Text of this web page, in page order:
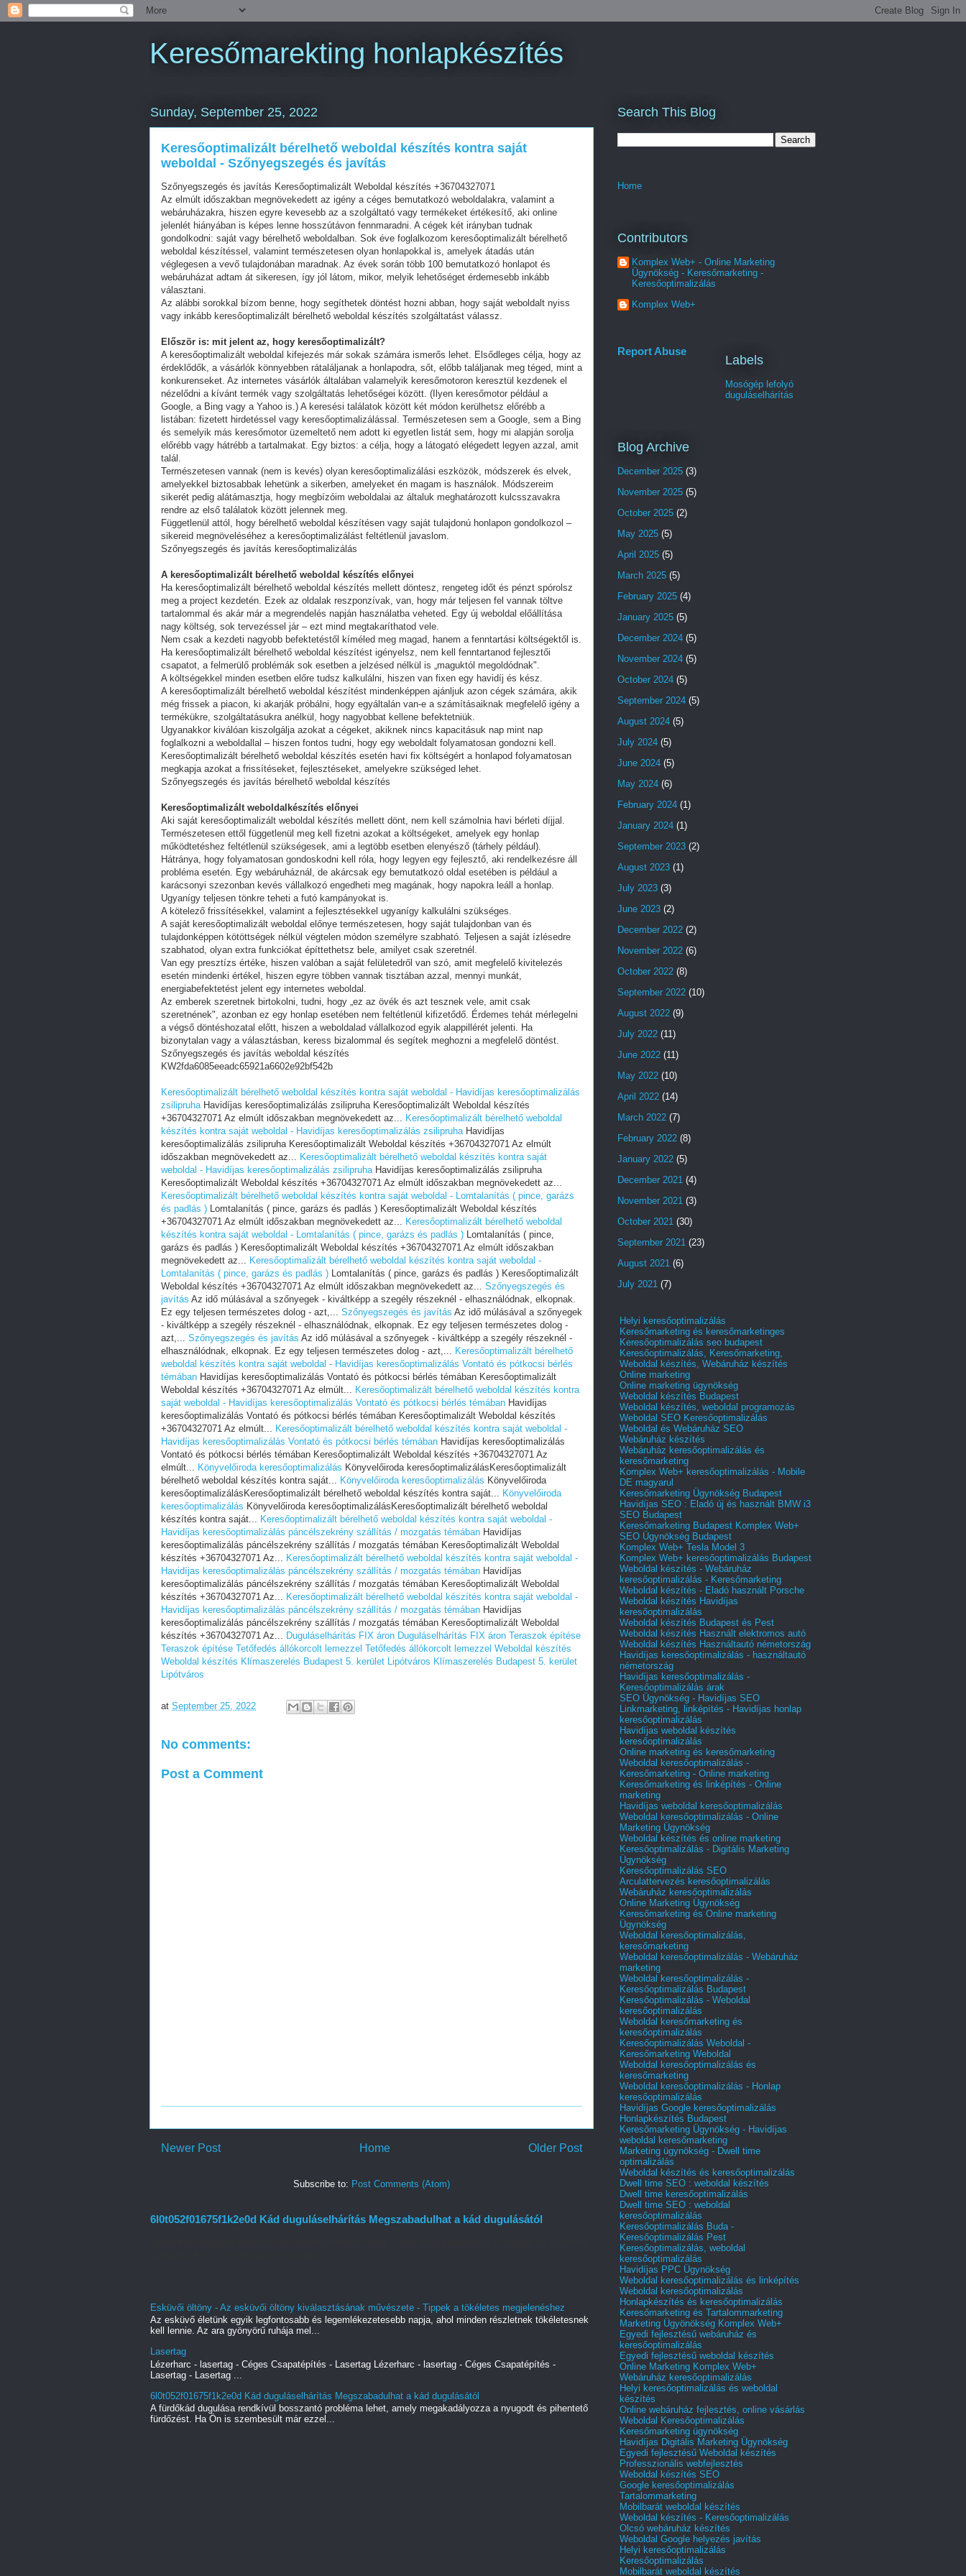
Keresőmarekting honlapkészítés
Sunday, September 25, 2022
Keresőoptimalizált bérelhető weboldal készítés kontra saját
weboldal - Szőnyegszegés és javítás
Szőnyegszegés és javítás Keresőoptimalizált Weboldal készítés +36704327071
Az elmúlt időszakban megnövekedett az igény a céges bemutatkozó weboldalakra, valamint a
webáruházakra, hiszen egyre kevesebb az a szolgáltató vagy termékeket értékesítő, aki online
jelenlét hiányában is képes lenne hosszútávon fennmaradni. A cégek két irányban tudnak
gondolkodni: saját vagy bérelhető weboldalban. Sok éve foglalkozom keresőoptimalizált bérelhető
weboldal készítéssel, valamint természetesen olyan honlapokkal is, amelyek átadás után
véglegesen a vevő tulajdonában maradnak. Az évek során több 100 bemutatkozó honlapot és
webáruházat adtam át sikeresen, így jól látom, mikor, melyik lehetőséget érdemesebb inkább
választani.
Az alábbi sorokkal bízom benne, hogy segíthetek döntést hozni abban, hogy saját weboldalt nyiss
vagy inkább keresőoptimalizált bérelhető weboldal készítés szolgáltatást válassz.
Először is: mit jelent az, hogy keresőoptimalizált?
A keresőoptimalizált weboldal kifejezés már sokak számára ismerős lehet. Elsődleges célja, hogy az
érdeklődők, a vásárlók könnyebben rátaláljanak a honlapodra, sőt, előbb találjanak meg téged, mint a
konkurenseket. Az internetes vásárlók általában valamelyik keresőmotoron keresztül kezdenek el
nézelődni a kívánt termék vagy szolgáltatás lehetőségei között. (Ilyen keresőmotor például a
Google, a Bing vagy a Yahoo is.) A keresési találatok között két módon kerülhetsz előrébb a
listában: fizetett hirdetéssel vagy keresőoptimalizálással. Természetesen sem a Google, sem a Bing
és semelyik más keresőmotor üzemeltető nem adott ki egyetlen listát sem, hogy mi alapján sorolja
előrébb vagy hátrébb a tartalmakat. Egy biztos: a célja, hogy a látogató elégedett legyen azzal, amit
talál.
Természetesen vannak (nem is kevés) olyan keresőoptimalizálási eszközök, módszerek és elvek,
amelyekkel biztosabbak lehetünk a sikerben, amelyeket én magam is használok. Módszereim
sikerét pedig alátámasztja, hogy megbízóim weboldalai az általuk meghatározott kulcsszavakra
rendre az első találatok között jelennek meg.
Függetlenül attól, hogy bérelhető weboldal készítésen vagy saját tulajdonú honlapon gondolkozol –
sikereid megnöveléséhez a keresőoptimalizálást feltétlenül javaslom.
Szőnyegszegés és javítás keresőoptimalizálás
A keresőoptimalizált bérelhető weboldal készítés előnyei
Ha keresőoptimalizált bérelhető weboldal készítés mellett döntesz, rengeteg időt és pénzt spórolsz
meg a project kezdetén. Ezek az oldalak reszponzívak, van, hogy már teljesen fel vannak töltve
tartalommal és akár már a megrendelés napján használatba veheted. Egy új weboldal előállítása
nagy költség, sok tervezéssel jár – ezt mind megtakaríthatod vele.
Nem csak a kezdeti nagyobb befektetéstől kíméled meg magad, hanem a fenntartási költségektől is.
Ha keresőoptimalizált bérelhető weboldal készítést igényelsz, nem kell fenntartanod fejlesztői
csapatot, a felmerülő problémák sok esetben a jelzésed nélkül is „maguktól megoldódnak".
A költségekkel minden esetben előre tudsz kalkulálni, hiszen van fixen egy havidíj és kész.
A keresőoptimalizált bérelhető weboldal készítést mindenképpen ajánljuk azon cégek számára, akik
még frissek a piacon, ki akarják próbálni, hogy egyáltalán van-e a számításaiknak megfelelő igény a
termékükre, szolgáltatásukra anélkül, hogy nagyobbat kellene befektetniük.
Ugyanakkor kiválóan kiszolgálja azokat a cégeket, akiknek nincs kapacitásuk nap mint nap
foglalkozni a weboldallal – hiszen fontos tudni, hogy egy weboldalt folyamatosan gondozni kell.
Keresőoptimalizált bérelhető weboldal készítés esetén havi fix költségért a honlapod folyamatosan
megkapja azokat a frissítéseket, fejlesztéseket, amelyekre szükséged lehet.
Szőnyegszegés és javítás bérelhető weboldal készítés
Keresőoptimalizált weboldalkészítés előnyei
Aki saját keresőoptimalizált weboldal készítés mellett dönt, nem kell számolnia havi bérleti díjjal.
Természetesen ettől függetlenül meg kell fizetni azokat a költségeket, amelyek egy honlap
működtetéshez feltétlenül szükségesek, ami a legtöbb esetben elenyésző (tárhely például).
Hátránya, hogy folyamatosan gondoskodni kell róla, hogy legyen egy fejlesztő, aki rendelkezésre áll
probléma esetén. Egy webáruháznál, de akárcsak egy bemutatkozó oldal esetében is például a
karácsonyi szezonban kevés vállalkozó engedheti meg magának, hogy napokra leáll a honlap.
Ugyanígy teljesen tönkre teheti a futó kampányokat is.
A kötelező frissítésekkel, valamint a fejlesztésekkel ugyanígy kalkulálni szükséges.
A saját keresőoptimalizált weboldal előnye természetesen, hogy saját tulajdonban van és
tulajdonképpen kötöttségek nélkül végtelen módon személyre szabható. Teljesen a saját ízlésedre
szabhatod, olyan extra funkciókat építtethetsz bele, amilyet csak szeretnél.
Van egy presztízs értéke, hiszen valóban a saját felületedről van szó, amit megfelelő kivitelezés
esetén mindenki értékel, hiszen egyre többen vannak tisztában azzal, mennyi munkát,
energiabefektetést jelent egy internetes weboldal.
Az emberek szeretnek birtokolni, tudni, hogy „ez az övék és azt tesznek vele, amit csak
szeretnének", azonban ez egy honlap esetében nem feltétlenül kifizetődő. Érdemes tehát mérlegelni
a végső döntéshozatal előtt, hiszen a weboldalad vállalkozod egyik alappillérét jelenti. Ha
bizonytalan vagy a választásban, keress bizalommal és segítek meghozni a megfelelő döntést.
Szőnyegszegés és javítás weboldal készítés
KW2fda6085eeadc65921a6602e92bf542b
Keresőoptimalizált bérelhető weboldal készítés kontra saját weboldal - Havidíjas keresőoptimalizálás
zsilipruhaHavidíjas keresőoptimalizálás zsilipruha Keresőoptimalizált Weboldal készítés
+36704327071 Az elmúlt időszakban megnövekedett az... Keresőoptimalizált bérelhető weboldal
készítés kontra saját weboldal - Havidíjas keresőoptimalizálás zsilipruhaHavidíjas
keresőoptimalizálás zsilipruha Keresőoptimalizált Weboldal készítés +36704327071 Az elmúlt
időszakban megnövekedett az... Keresőoptimalizált bérelhető weboldal készítés kontra saját
weboldal - Havidíjas keresőoptimalizálás zsilipruhaHavidíjas keresőoptimalizálás zsilipruha
Keresőoptimalizált Weboldal készítés +36704327071 Az elmúlt időszakban megnövekedett az...
Keresőoptimalizált bérelhető weboldal készítés kontra saját weboldal - Lomtalanítás ( pince, garázs
és padlás ) Lomtalanítás ( pince, garázs és padlás ) Keresőoptimalizált Weboldal készítés
+36704327071 Az elmúlt időszakban megnövekedett az... Keresőoptimalizált bérelhető weboldal
készítés kontra saját weboldal - Lomtalanítás ( pince, garázs és padlás ) Lomtalanítás ( pince,
garázs és padlás ) Keresőoptimalizált Weboldal készítés +36704327071 Az elmúlt időszakban
megnövekedett az... Keresőoptimalizált bérelhető weboldal készítés kontra saját weboldal -
Lomtalanítás ( pince, garázs és padlás ) Lomtalanítás ( pince, garázs és padlás ) Keresőoptimalizált
Weboldal készítés +36704327071 Az elmúlt időszakban megnövekedett az... Szőnyegszegés és
javítás Az idő múlásával a szőnyegek - kiváltképp a szegély részeknél - elhasználódnak, elkopnak.
Ez egy teljesen természetes dolog - azt,... Szőnyegszegés és javítás Az idő múlásával a szőnyegek
- kiváltképp a szegély részeknél - elhasználódnak, elkopnak. Ez egy teljesen természetes dolog -
azt,... Szőnyegszegés és javítás Az idő múlásával a szőnyegek - kiváltképp a szegély részeknél -
elhasználódnak, elkopnak. Ez egy teljesen természetes dolog - azt,... Keresőoptimalizált bérelhető
weboldal készítés kontra saját weboldal - Havidíjas keresőoptimalizálás Vontató és pótkocsi bérlés
témában Havidíjas keresőoptimalizálás Vontató és pótkocsi bérlés témában Keresőoptimalizált
Weboldal készítés +36704327071 Az elmúlt... Keresőoptimalizált bérelhető weboldal készítés kontra
saját weboldal - Havidíjas keresőoptimalizálás Vontató és pótkocsi bérlés témában Havidíjas
keresőoptimalizálás Vontató és pótkocsi bérlés témában Keresőoptimalizált Weboldal készítés
+36704327071 Az elmúlt... Keresőoptimalizált bérelhető weboldal készítés kontra saját weboldal -
Havidíjas keresőoptimalizálás Vontató és pótkocsi bérlés témában Havidíjas keresőoptimalizálás
Vontató és pótkocsi bérlés témában Keresőoptimalizált Weboldal készítés +36704327071 Az
elmúlt... Könyvelőiroda keresőoptimalizálás Könyvelőiroda keresőoptimalizálásKeresőoptimalizált
bérelhető weboldal készítés kontra saját... Könyvelőiroda keresőoptimalizálás Könyvelőiroda
keresőoptimalizálásKeresőoptimalizált bérelhető weboldal készítés kontra saját... Könyvelőiroda
keresőoptimalizálás Könyvelőiroda keresőoptimalizálásKeresőoptimalizált bérelhető weboldal
készítés kontra saját... Keresőoptimalizált bérelhető weboldal készítés kontra saját weboldal -
Havidíjas keresőoptimalizálás páncélszekrény szállítás / mozgatás témában Havidíjas
keresőoptimalizálás páncélszekrény szállítás / mozgatás témában Keresőoptimalizált Weboldal
készítés +36704327071 Az... Keresőoptimalizált bérelhető weboldal készítés kontra saját weboldal -
Havidíjas keresőoptimalizálás páncélszekrény szállítás / mozgatás témában Havidíjas
keresőoptimalizálás páncélszekrény szállítás / mozgatás témában Keresőoptimalizált Weboldal
készítés +36704327071 Az... Keresőoptimalizált bérelhető weboldal készítés kontra saját weboldal -
Havidíjas keresőoptimalizálás páncélszekrény szállítás / mozgatás témában Havidíjas
keresőoptimalizálás páncélszekrény szállítás / mozgatás témában Keresőoptimalizált Weboldal
készítés +36704327071 Az... Duguláselhárítás FIX áron Duguláselhárítás FIX áron Teraszok építése
Teraszok építése Tetőfedés állókorcolt lemezzel Tetőfedés állókorcolt lemezzel Weboldal készítés
Weboldal készítés Klímaszerelés Budapest 5. kerület Lipótváros Klímaszerelés Budapest 5. kerület
Lipótváros
at September 25, 2022
No comments:
Post a Comment
Newer Post Older Post
Home
Subscribe to: Post Comments (Atom)
6l0t052f01675f1k2e0d Kád duguláselhárítás Megszabadulhat a kád dugulásától
Esküvői öltöny - Az esküvői öltöny kiválasztásának művészete - Tippek a tökéletes megjelenéshez
Az esküvő életünk egyik legfontosabb és legemlékezetesebb napja, ahol minden részletnek tökéletesnek
kell lennie. Az ara gyönyörű ruhája mel...
Lasertag
Lézerharc - lasertag - Céges Csapatépítés - Lasertag Lézerharc - lasertag - Céges Csapatépítés -
Lasertag - Lasertag ...
6l0t052f01675f1k2e0d Kád duguláselhárítás Megszabadulhat a kád dugulásától
A fürdőkád dugulása rendkívül bosszantó probléma lehet, amely megakadályozza a nyugodt és pihentető
fürdőzést. Ha Ön is szembesült már ezzel...
Search This Blog
Home
Contributors
Komplex Web+ - Online Marketing
Ügynökség - Keresőmarketing -
Keresőoptimalizálás
Komplex Web+
Report Abuse
Labels
Mosógép lefolyó
duguláselhárítás
Blog Archive
December 2025 (3)
November 2025 (5)
October 2025 (2)
May 2025 (5)
April 2025 (5)
March 2025 (5)
February 2025 (4)
January 2025 (5)
December 2024 (5)
November 2024 (5)
October 2024 (5)
September 2024 (5)
August 2024 (5)
July 2024 (5)
June 2024 (5)
May 2024 (6)
February 2024 (1)
January 2024 (1)
September 2023 (2)
August 2023 (1)
July 2023 (3)
June 2023 (2)
December 2022 (2)
November 2022 (6)
October 2022 (8)
September 2022 (10)
August 2022 (9)
July 2022 (11)
June 2022 (11)
May 2022 (10)
April 2022 (14)
March 2022 (7)
February 2022 (8)
January 2022 (5)
December 2021 (4)
November 2021 (3)
October 2021 (30)
September 2021 (23)
August 2021 (6)
July 2021 (7)
Helyi keresőoptimalizálás
Keresőmarketing és keresőmarketinges
Keresőoptimalizálás seo budapest
Keresőoptimalizálás, Keresőmarketing,
Weboldal készítés, Webáruház készítés
Online marketing
Online marketing ügynökség
Weboldal készítés Budapest
Weboldal készítés, weboldal programozás
Weboldal SEO Keresőoptimalizálás
Weboldal és Webáruház SEO
Webáruház készítés
Webáruház keresőoptimalizálás és
keresőmarketing
Komplex Web+ keresőoptimalizálás - Mobile
DE magyarul
Keresőmarketing Ügynökség Budapest
Havidíjas SEO : Eladó új és használt BMW i3
SEO Budapest
Keresőmarketing Budapest Komplex Web+
SEO Ügynökség Budapest
Komplex Web+ Tesla Model 3
Komplex Web+ keresőoptimalizálás Budapest
Weboldal készítés - Webáruház
keresőoptimalizálás - Keresőmarketing
Weboldal készítés - Eladó használt Porsche
Weboldal készítés Havidíjas
keresőoptimalizálás
Weboldal készítés Budapest és Pest
Weboldal készítés Használt elektromos autó
Weboldal készítés Használtautó németország
Havidíjas keresőoptimalizálás - használtautó
németország
Havidíjas keresőoptimalizálás -
Keresőoptimalizálás árak
SEO Ügynökség - Havidíjas SEO
Linkmarketing, linképítés - Havidíjas honlap
keresőoptimalizálás
Havidíjas weboldal készítés
keresőoptimalizálás
Online marketing és keresőmarketing
Weboldal keresőoptimalizálás -
Keresőmarketing - Online marketing
Keresőmarketing és linképítés - Online
marketing
Havidíjas weboldal keresőoptimalizálás
Weboldal keresőoptimalizálás - Online
Marketing Ügynökség
Weboldal készítés és online marketing
Keresőoptimalizálás - Digitális Marketing
Ügynökség
Keresőoptimalizálás SEO
Arculattervezés keresőoptimalizálás
Webáruház keresőoptimalizálás
Online Marketing Ügynökség
Keresőmarketing és Online marketing
Ügynökség
Weboldal keresőoptimalizálás,
keresőmarketing
Weboldal keresőoptimalizálás - Webáruház
marketing
Weboldal keresőoptimalizálás -
Keresőoptimalizálás Budapest
Keresőoptimalizálás - Weboldal
keresőoptimalizálás
Weboldal keresőmarketing és
keresőoptimalizálás
Keresőoptimalizálás Weboldal -
Keresőmarketing Weboldal
Weboldal keresőoptimalizálás és
keresőmarketing
Weboldal keresőoptimalizálás - Honlap
keresőoptimalizálás
Havidíjas Google keresőoptimalizálás
Honlapkészítés Budapest
Keresőmarketing Ügynökség - Havidíjas
weboldal keresőmarketing
Marketing ügynökség - Dwell time
optimalizálás
Weboldal készítés és keresőoptimalizálás
Dwell time SEO : weboldal készítés
Dwell time keresőoptimalizálás
Dwell time SEO : weboldal
keresőoptimalizálás
Keresőoptimalizálás Buda -
Keresőoptimalizálás Pest
Keresőoptimalizálás, weboldal
keresőoptimalizálás
Havidíjas PPC Ügynökség
Weboldal keresőoptimalizálás és linképítés
Weboldal keresőoptimalizálás
Honlapkészítés és keresőoptimalizálás
Keresőmarketing és Tartalommarketing
Marketing Ügyönökség Komplex Web+
Egyedi fejlesztésű webáruház és
keresőoptimalizálás
Egyedi fejlesztésű weboldal készítés
Online Marketing Komplex Web+
Webáruház keresőoptimalizálás
Helyi keresőoptimalizálás és weboldal
készítés
Online webáruház fejlesztés, online vásárlás
Weboldal Keresőoptimalizálás
Keresőmarketing ügynökség
Havidíjas Digitális Marketing Ügynökség
Egyedi fejlesztésű Weboldal készítés
Professzionális webfejlesztés
Weboldal készítés SEO
Google keresőoptimalizálás
Tartalommarketing
Mobilbarát weboldal készítés
Weboldal készítés - Keresőoptimalizálás
Olcsó webáruház készítés
Weboldal Google helyezés javítás
Helyi keresőoptimalizálás
Keresőoptimalizálás
Mobilbarát weboldal készítés